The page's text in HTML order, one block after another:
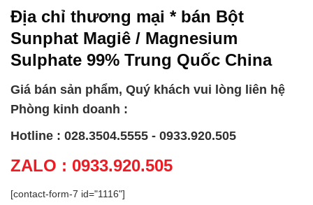
Địa chỉ thương mại * bán Bột
Sunphat Magiê / Magnesium
Sulphate 99% Trung Quốc China
Giá bán sản phẩm, Quý khách vui lòng liên hệ
Phòng kinh doanh :
Hotline : 028.3504.5555 - 0933.920.505
ZALO : 0933.920.505
[contact-form-7 id="1116"]